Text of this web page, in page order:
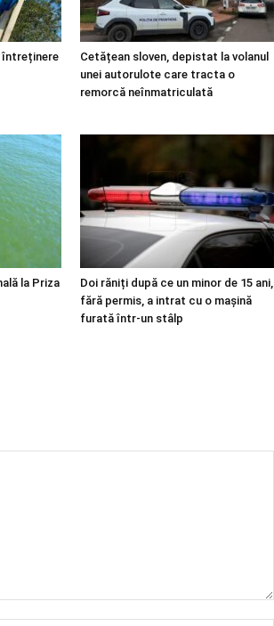
întreținere
Cetățean sloven, depistat la volanul
unei autorulote care tracta o
remorcă neînmatriculată
la Priza
Doi răniți după ce un minor de 15 ani,
fără permis, a intrat cu o mașină
furată într-un stâlp